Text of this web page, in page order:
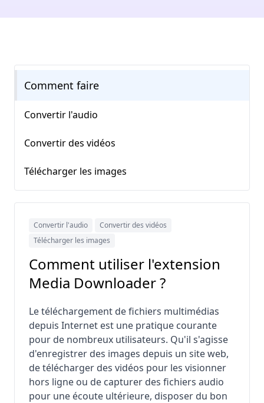
Comment faire
Convertir l'audio
Convertir des vidéos
Télécharger les images
Convertir l'audio
Convertir des vidéos
Télécharger les images
Comment utiliser l'extension
Media Downloader ?
Le téléchargement de fichiers multimédias
depuis Internet est une pratique courante
pour de nombreux utilisateurs. Qu'il s'agisse
d'enregistrer des images depuis un site web,
de télécharger des vidéos pour les visionner
hors ligne ou de capturer des fichiers audio
pour une écoute ultérieure, disposer du bon